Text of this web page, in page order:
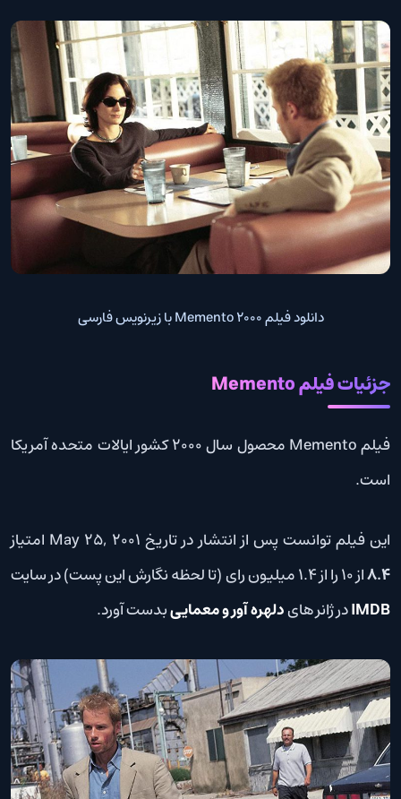
دانلود فیلم Memento 2000 با زیرنویس فارسی
جزئیات فیلم Memento
فیلم Memento محصول سال 2000 کشور ایالات متحده آمریکا
است.
این فیلم توانست پس از انتشار در تاریخ May 25, 2001 امتیاز
8.4از 10 را از 1.4 میلیون رای (تا لحظه نگارش این پست) در سایت
IMDBدر ژانر هایدلهره آور و معماییبدست آورد.